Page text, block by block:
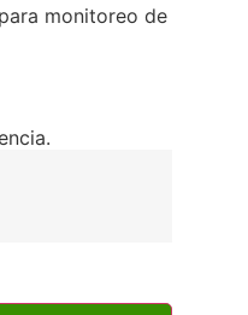
monitoreo de